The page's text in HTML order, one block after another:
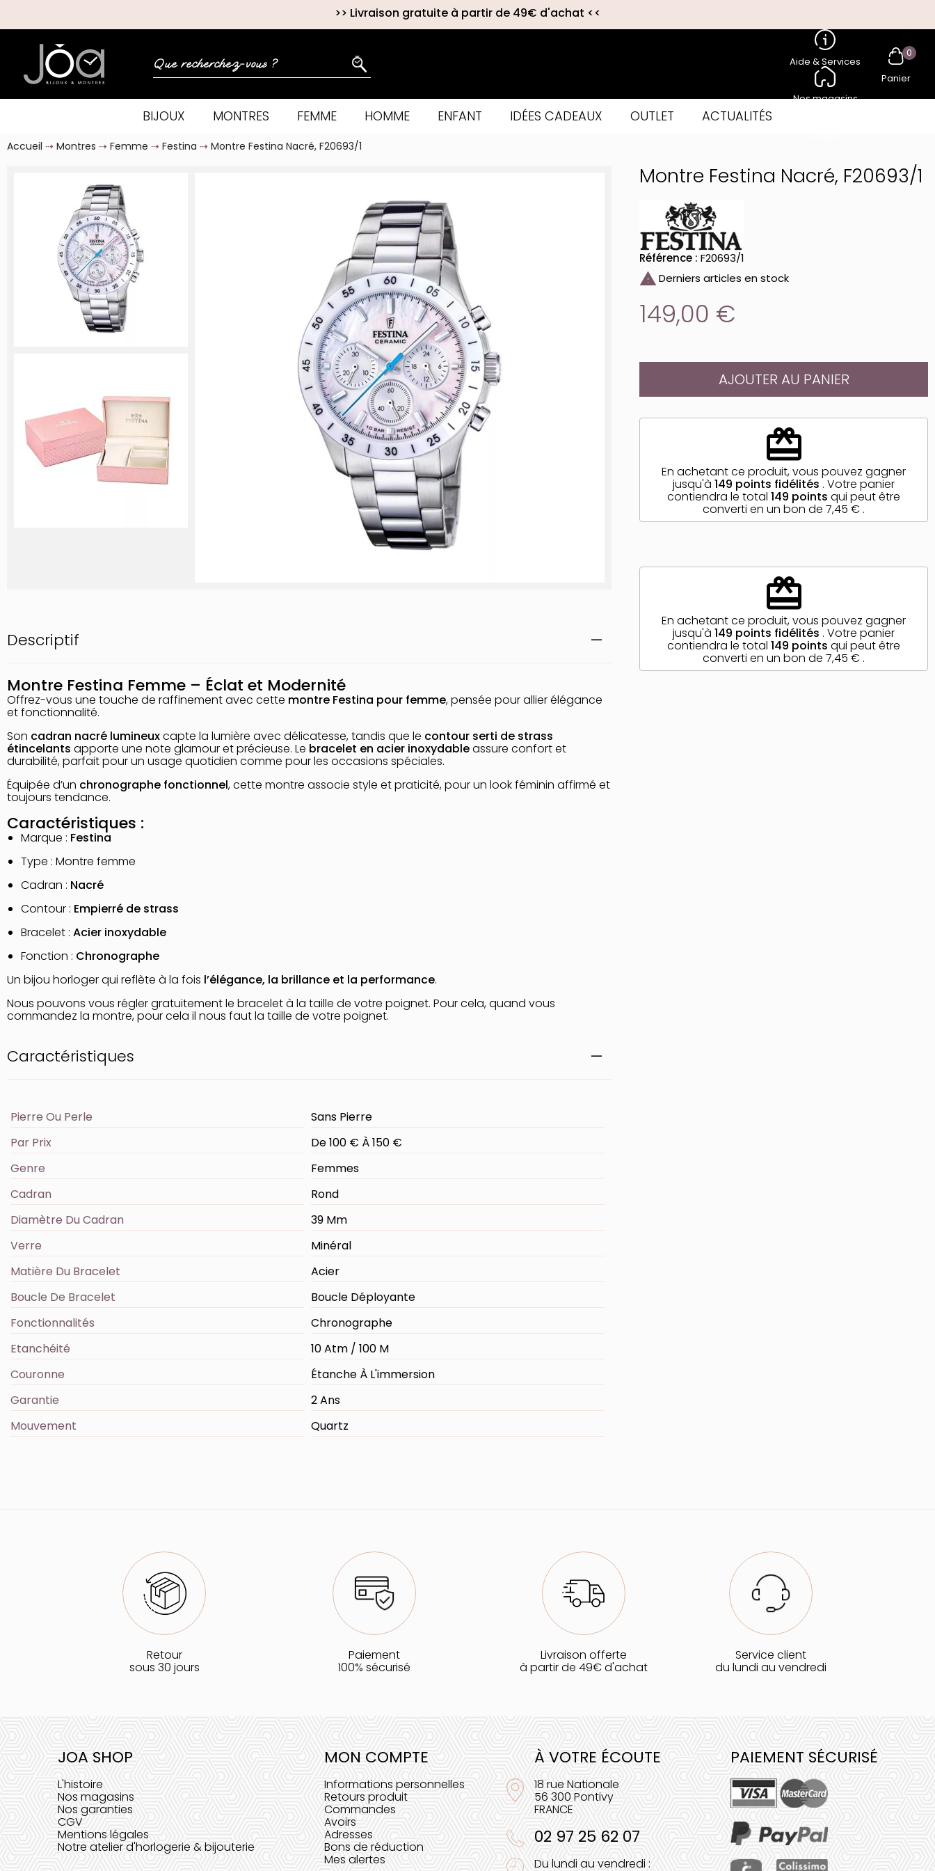
>> Livraison gratuite à partir de 49€ d'achat <<
Aide & Services
Nos magasins
0
Panier
BIJOUX MONTRES FEMME HOMME ENFANT IDÉES CADEAUX OUTLET ACTUALITÉS
Accueil Montres Femme Festina Montre Festina Nacré, F20693/1
Descriptif
Montre Festina Femme – Éclat et Modernité
Offrez-vous une touche de raffinement avec cette montre Festina pour femme, pensée pour allier élégance
et fonctionnalité.
Son cadran nacré lumineuxcapte la lumière avec délicatesse, tandis que le contour serti de strass
étincelants apporte une note glamour et précieuse. Le bracelet en acier inoxydableassure confort et
durabilité, parfait pour un usage quotidien comme pour les occasions spéciales.
Équipée d’un chronographe fonctionnel, cette montre associe style et praticité, pour un look féminin affirmé et
toujours tendance.
Caractéristiques :
Marque : Festina
Type : Montre femme
Cadran : Nacré
Contour : Empierré de strass
Bracelet : Acier inoxydable
Fonction : Chronographe
Un bijou horloger qui reflète à la fois l’élégance, la brillance et la performance.
Nous pouvons vous régler gratuitement le bracelet à la taille de votre poignet. Pour cela, quand vous
commandez la montre, pour cela il nous faut la taille de votre poignet.
Caractéristiques
Pierre Ou Perle
Sans Pierre
Par Prix
De 100 € À 150 €
Genre
Femmes
Cadran
Rond
Diamètre Du Cadran
39 Mm
Verre
Minéral
Matière Du Bracelet
Acier
Boucle De Bracelet
Boucle Déployante
Fonctionnalités
Chronographe
Etanchéité
10 Atm / 100 M
Couronne
Étanche À L'immersion
Garantie
2 Ans
Mouvement
Quartz
Montre Festina Nacré, F20693/1
Référence : F20693/1
 Derniers articles en stock
149,00 €
AJOUTER AU PANIER
redeem
En achetant ce produit, vous pouvez gagner
jusqu'à149 points fidélités . Votre panier
contiendra le total149 points qui peut être
converti en un bon de7,45 € .
redeem
En achetant ce produit, vous pouvez gagner
jusqu'à149 points fidélités . Votre panier
contiendra le total149 points qui peut être
converti en un bon de7,45 € .
Retour
sous 30 jours
Paiement
100% sécurisé
Livraison offerte
à partir de 49€ d'achat
Service client
du lundi au vendredi
JOA SHOP
L'histoire
Nos magasins
Nos garanties
CGV
Mentions légales
Notre atelier d'horlogerie & bijouterie
MON COMPTE
Informations personnelles
Retours produit
Commandes
Avoirs
Adresses
Bons de réduction
Mes alertes
À VOTRE ÉCOUTE
18 rue Nationale
56 300 Pontivy
FRANCE
02 97 25 62 07
Du lundi au vendredi :
PAIEMENT SÉCURISÉ